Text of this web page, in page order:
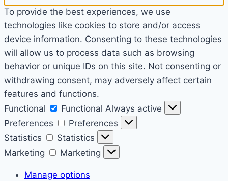
To provide the best experiences, we use
technologies like cookies to store and/or access
device information. Consenting to these technologies
will allow us to process data such as browsing
behavior or unique IDs on this site. Not consenting or
withdrawing consent, may adversely affect certain
features and functions.
Functional
Functional Always active
Preferences
Preferences
Statistics
Statistics
Marketing
Marketing
Manage options